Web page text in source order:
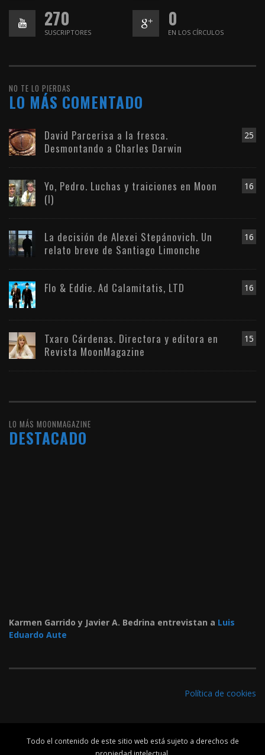
270
SUSCRIPTORES
0
EN LOS CÍRCULOS
NO TE LO PIERDAS
LO MÁS COMENTADO
25
David Parcerisa a la fresca.
Desmontando a Charles Darwin
16
Yo, Pedro. Luchas y traiciones en Moon
(I)
16
La decisión de Alexei Stepánovich. Un
relato breve de Santiago Limonche
16
Flo & Eddie. Ad Calamitatis, LTD
15
Txaro Cárdenas. Directora y editora en
Revista MoonMagazine
LO MÁS MOONMAGAZINE
DESTACADO
Karmen Garrido y Javier A. Bedrina entrevistan a Luis
Eduardo Aute
Política de cookies
Todo el contenido de este sitio web está sujeto a derechos de